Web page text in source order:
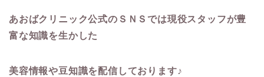
あおばクリニック公式のＳＮＳでは現役スタッフが豊
富な知識を生かした
美容情報や豆知識を配信しております♪